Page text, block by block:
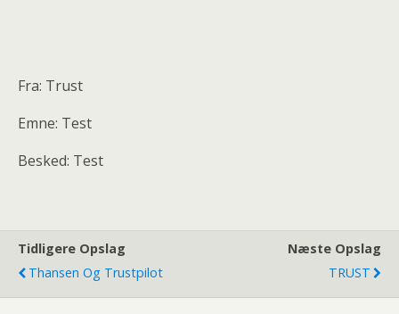
Fra: Trust
Emne: Test
Besked: Test
Tidligere Opslag
Thansen Og Trustpilot
Næste Opslag
TRUST